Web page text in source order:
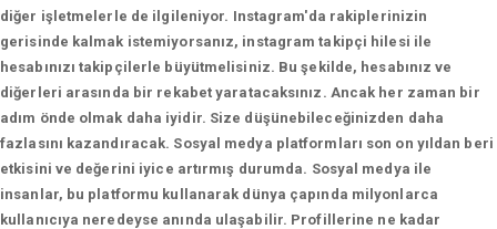
diğer işletmelerle de ilgileniyor. Instagram'da rakiplerinizin
gerisinde kalmak istemiyorsanız, instagram takipçi hilesi ile
hesabınızı takipçilerle büyütmelisiniz. Bu şekilde, hesabınız ve
diğerleri arasında bir rekabet yaratacaksınız. Ancak her zaman bir
adım önde olmak daha iyidir. Size düşünebileceğinizden daha
fazlasını kazandıracak. Sosyal medya platformları son on yıldan beri
etkisini ve değerini iyice artırmış durumda. Sosyal medya ile
insanlar, bu platformu kullanarak dünya çapında milyonlarca
kullanıcıya neredeyse anında ulaşabilir. Profillerine ne kadar